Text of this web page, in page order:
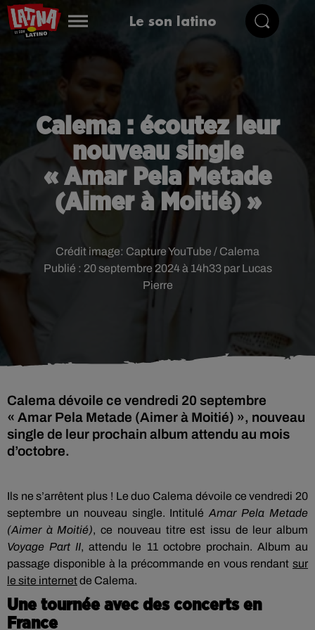
Le son latino
Calema : écoutez leur
nouveau single
« Amar Pela Metade
(Aimer à Moitié) »
Publié : 20 septembre 2024 à 14h33 par Lucas
Pierre
Crédit image: Capture YouTube / Calema
Calema dévoile ce vendredi 20 septembre
« Amar Pela Metade (Aimer à Moitié) », nouveau
single de leur prochain album attendu au mois
d’octobre.
Ils ne s’arrêtent plus ! Le duo Calema dévoile ce vendredi 20
septembre un nouveau single. IntituléAmar Pela Metade
(Aimer à Moitié), ce nouveau titre est issu de leur album
Voyage Part II, attendu le 11 octobre prochain. Album au
passage disponible à la précommande en vous rendant sur
le site internetde Calema.
Une tournée avec des concerts en
France